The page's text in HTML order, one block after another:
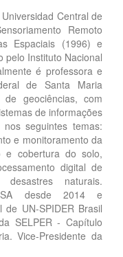
Central de
Remoto
Espaciais (1996) e
pelo Instituto Nacional
é professora e
de Santa Maria
geociências, com
de informações
seguintes temas:
e monitoramento da
e cobertura do solo,
digital de
naturais.
desde 2014 e
UN-SPIDER Brasil
SELPER - Capítulo
Vice-Presidente da